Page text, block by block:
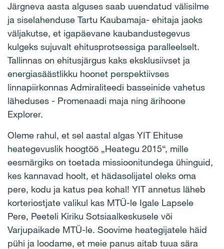
Järgneva aasta alguses saab uuendatud välisilme
ja siselahenduse Tartu Kaubamaja- ehitaja jaoks
väljakutse, et igapäevane kaubandustegevus
kulgeks sujuvalt ehitusprotsessiga paralleelselt.
Tallinnas on ehitusjärgus kaks eksklusiivset ja
energiasäästlikku hoonet perspektiivses
linnapiirkonnas Admiraliteedi basseinide vahetus
läheduses - Promenaadi maja ning ärihoone
Explorer.
Oleme rahul, et sel aastal algas YIT Ehituse
heategevuslik hoogtöö „Heategu 2015“, mille
eesmärgiks on toetada missioonitundega ühinguid,
kes kannavad hoolt, et hädasolijatel oleks oma
pere, kodu ja katus pea kohal! YIT annetus läheb
korteriostjate valikul kas MTÜ-le Igale Lapsele
Pere, Peeteli Kiriku Sotsiaalkeskusele või
Varjupaikade MTÜ-le. Soovime heategijatele häid
pühi ja loodame, et meie panus aitab tuua sära